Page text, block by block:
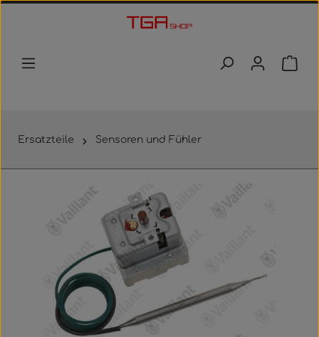
Zum Hauptinhalt springen
Ersatzteile Sensoren und Fühler
Bildergalerie überspringen